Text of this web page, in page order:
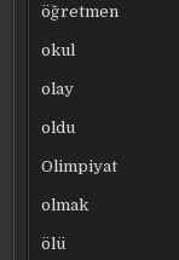
öğretmen
okul
olay
oldu
Olimpiyat
olmak
ölü